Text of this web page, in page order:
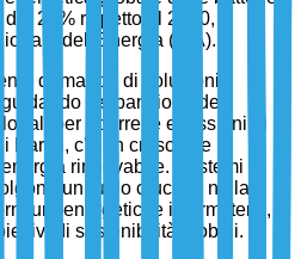
del 25% rispetto al 2020,
dell'Energia (IEA).
domanda di soluzioni
l'espansione del
per ridurre le emissioni di
Parigi, c'è un crescente
rinnovabile. I sistemi di
un ruolo cruciale nella
energetiche intermittenti,
di sostenibilità globali.